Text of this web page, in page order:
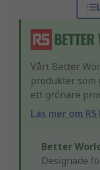
Vårt Better
produkter som
ett grönare
Läs mer om
Better
Designade